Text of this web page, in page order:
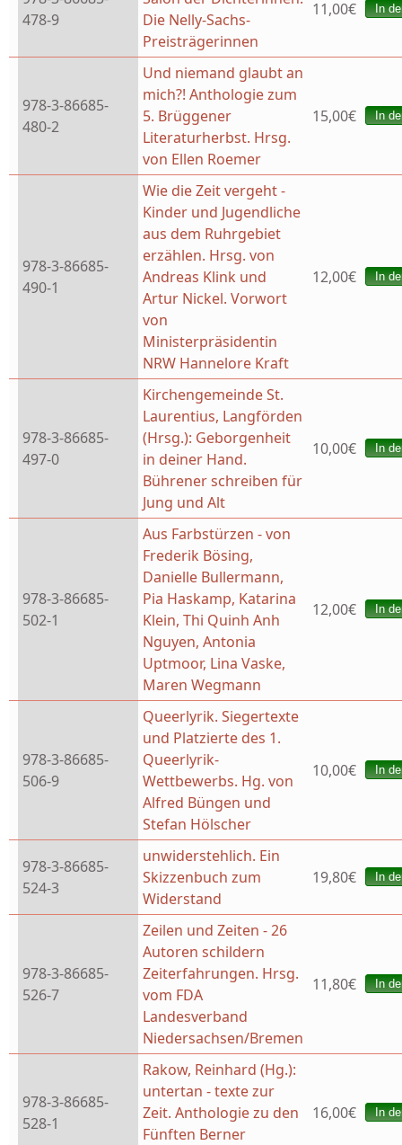
478-9
Die Nelly-Sachs-
Preisträgerinnen
11,00€
978-3-86685-
480-2
Und niemand glaubt an
mich?! Anthologie zum
5. Brüggener
Literaturherbst. Hrsg.
von Ellen Roemer
15,00€
978-3-86685-
490-1
Wie die Zeit vergeht -
Kinder und Jugendliche
aus dem Ruhrgebiet
erzählen. Hrsg. von
Andreas Klink und
Artur Nickel. Vorwort
von
Ministerpräsidentin
NRW Hannelore Kraft
12,00€
978-3-86685-
497-0
Kirchengemeinde St.
Laurentius, Langförden
(Hrsg.): Geborgenheit
in deiner Hand.
Bührener schreiben für
Jung und Alt
10,00€
978-3-86685-
502-1
Aus Farbstürzen - von
Frederik Bösing,
Danielle Bullermann,
Pia Haskamp, Katarina
Klein, Thi Quinh Anh
Nguyen, Antonia
Uptmoor, Lina Vaske,
Maren Wegmann
12,00€
978-3-86685-
506-9
Queerlyrik. Siegertexte
und Platzierte des 1.
Queerlyrik-
Wettbewerbs. Hg. von
Alfred Büngen und
Stefan Hölscher
10,00€
978-3-86685-
524-3
unwiderstehlich. Ein
Skizzenbuch zum
Widerstand
19,80€
978-3-86685-
526-7
Zeilen und Zeiten - 26
Autoren schildern
Zeiterfahrungen. Hrsg.
vom FDA
Landesverband
Niedersachsen/Bremen
11,80€
978-3-86685-
528-1
Rakow, Reinhard (Hg.):
untertan - texte zur
Zeit. Anthologie zu den
Fünften Berner
16,00€